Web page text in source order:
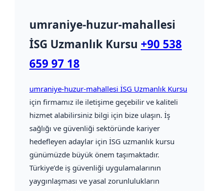
umraniye-huzur-mahallesi
İSG Uzmanlık Kursu +90 538
659 97 18
umraniye-huzur-mahallesi İSG Uzmanlık Kursu
için firmamız ile iletişime geçebilir ve kaliteli
hizmet alabilirsiniz bilgi için bize ulaşın. İş
sağlığı ve güvenliği sektöründe kariyer
hedefleyen adaylar için İSG uzmanlık kursu
günümüzde büyük önem taşımaktadır.
Türkiye’de iş güvenliği uygulamalarının
yaygınlaşması ve yasal zorunlulukların